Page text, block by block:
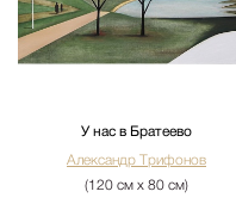
У нас в Братеево
Александр Трифонов
(120 см х 80 см)